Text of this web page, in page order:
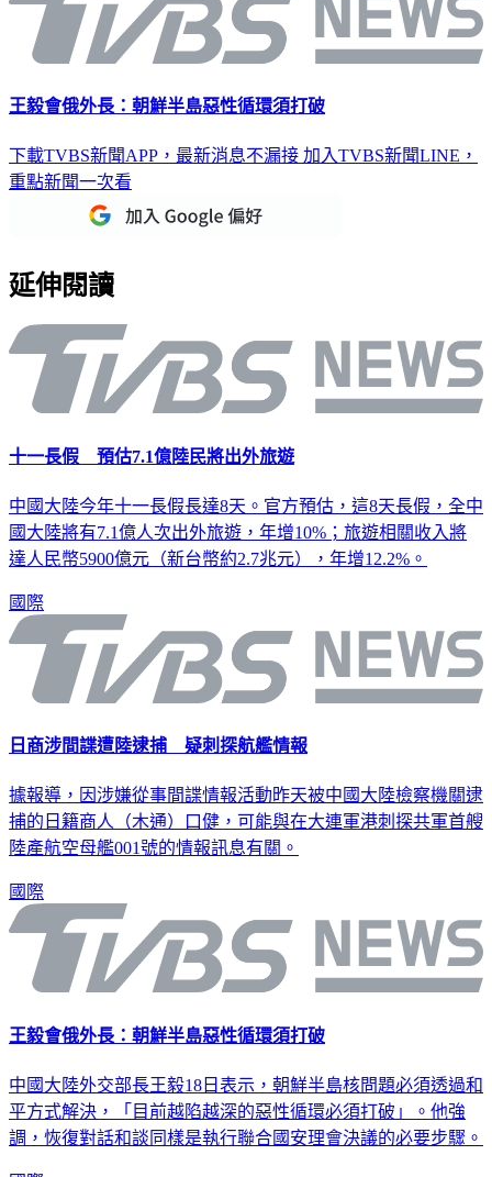
王毅會俄外長：朝鮮半島惡性循環須打破
下載TVBS新聞APP，最新消息不漏接 加入TVBS新聞LINE，
重點新聞一次看
延伸閱讀
十一長假 預估7.1億陸民將出外旅遊
中國大陸今年十一長假長達8天。官方預估，這8天長假，全中
國大陸將有7.1億人次出外旅遊，年增10%；旅遊相關收入將
達人民幣5900億元（新台幣約2.7兆元），年增12.2%。
國際
日商涉間諜遭陸逮捕 疑刺探航艦情報
據報導，因涉嫌從事間諜情報活動昨天被中國大陸檢察機關逮
捕的日籍商人（木通）口健，可能與在大連軍港刺探共軍首艘
陸產航空母艦001號的情報訊息有關。
國際
王毅會俄外長：朝鮮半島惡性循環須打破
中國大陸外交部長王毅18日表示，朝鮮半島核問題必須透過和
平方式解決，「目前越陷越深的惡性循環必須打破」。他強
調，恢復對話和談同樣是執行聯合國安理會決議的必要步驟。